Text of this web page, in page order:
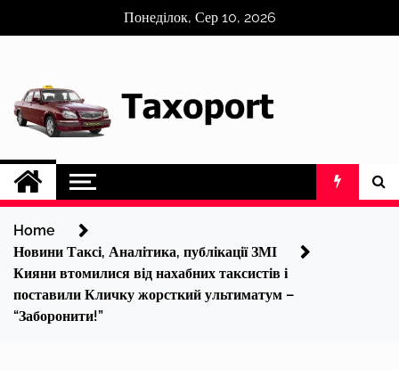
Понеділок, Сер 10, 2026
Home
Новини Таксі, Аналітика, публікації ЗМІ
Кияни втомилися від нахабних таксистів і
поставили Кличку жорсткий ультиматум –
“Заборонити!”